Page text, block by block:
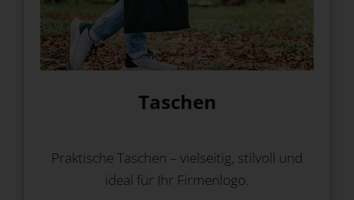
Taschen
Praktische Taschen – vielseitig, stilvoll und
ideal für Ihr Firmenlogo.